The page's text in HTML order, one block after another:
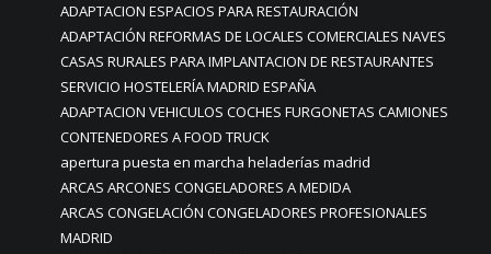
ADAPTACION ESPACIOS PARA RESTAURACIÓN
ADAPTACIÓN REFORMAS DE LOCALES COMERCIALES NAVES
CASAS RURALES PARA IMPLANTACION DE RESTAURANTES
SERVICIO HOSTELERÍA MADRID ESPAÑA
ADAPTACION VEHICULOS COCHES FURGONETAS CAMIONES
CONTENEDORES A FOOD TRUCK
apertura puesta en marcha heladerías madrid
ARCAS ARCONES CONGELADORES A MEDIDA
ARCAS CONGELACIÓN CONGELADORES PROFESIONALES
MADRID